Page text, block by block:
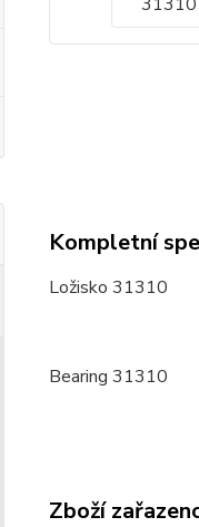
Kompletní
Ložisko 31310
Bearing 31310
Zboží